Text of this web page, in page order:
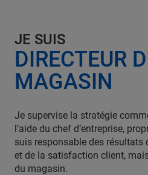
JE SUIS
DIRECTEUR
MAGASIN
Je supervise la stratégie
l’aide du chef d’entreprise,
suis responsable des résultats
et de la satisfaction client,
du magasin.